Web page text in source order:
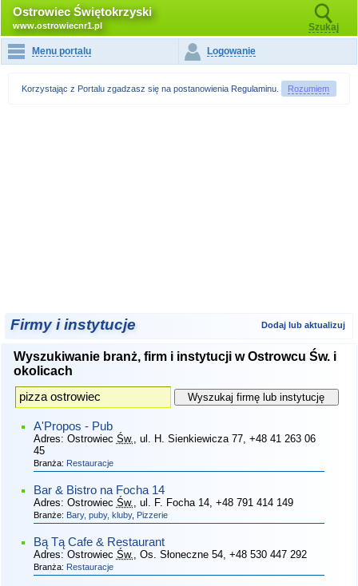
Ostrowiec Świętokrzyski
www.ostrowiecnr1.pl Szukaj
Menu portalu Logowanie
Korzystając z Portalu zgadzasz się na postanowienia Regulaminu Rozumiem
Firmy i instytucje Dodaj lub aktualizuj
Wyszukiwanie branż, firm i instytucji w Ostrowcu Św. i
okolicach
A'Propos - Pub
Adres: Ostrowiec Św. , ul. H. Sienkiewicza 77, +48 41 263 06
45
Branża: Restauracje
Bar & Bistro na Focha 14
Adres: Ostrowiec Św. , ul. F. Focha 14, +48 791 414 149
Branże: Bary, puby, kluby, Pizzerie
Bą Tą Cafe & Restaurant
Adres: Ostrowiec Św. , Os. Słoneczne 54, +48 530 447 292
Branża: Restauracje